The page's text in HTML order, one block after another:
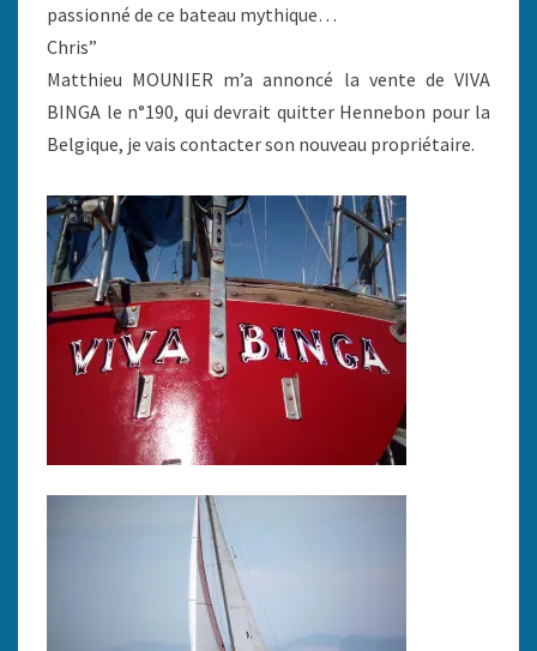
passionné de ce bateau mythique…
Chris”
Matthieu MOUNIER m’a annoncé la vente de VIVA
BINGA le n°190, qui devrait quitter Hennebon pour la
Belgique, je vais contacter son nouveau propriétaire.